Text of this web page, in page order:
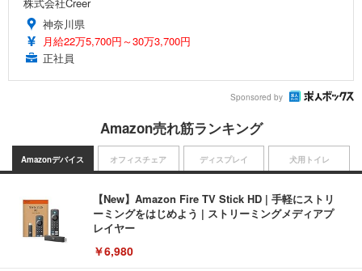
神奈川県
月給22万5,700円～30万3,700円
正社員
Sponsored by
Amazon売れ筋ランキング
Amazonデバイス
【New】Amazon Fire TV Stick HD | 手軽にストリ
ーミングをはじめよう | ストリーミングメディアプ
レイヤー
￥6,980
オフィスチェア ディスプレイ 犬用トイレ